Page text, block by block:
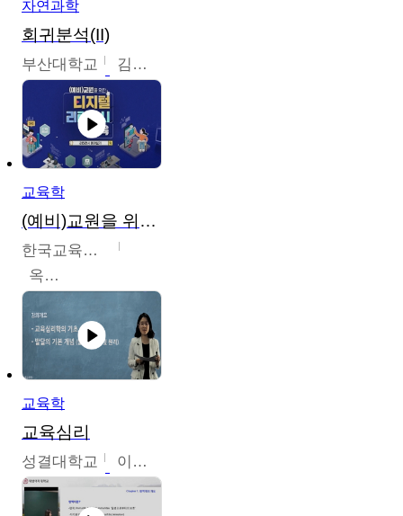
자연과학
회귀분석(II)
부산대학교 김충락
교육학
(예비)교원을 위한 디지털 리터러시 교육
한국교육학술정보원
옥현진
교육학
교육심리
성결대학교 이수경